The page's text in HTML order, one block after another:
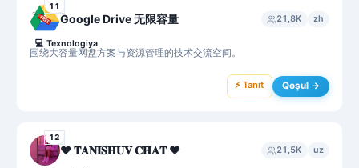
11
Google Drive 无限容量 21,8K zh
围绕大容量网盘方案与资源管理的技术交流空间。
💻 Texnologiya
⚡ Tanıt Qoşul →
12
♥️ 𝐓𝐀𝐍𝐈𝐒𝐇𝐔𝐕 𝐂𝐇𝐀𝐓 ♥️ 21,5K uz